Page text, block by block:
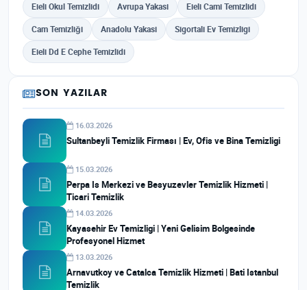
Eieli Okul Temizlidi Avrupa Yakasi Eieli Cami Temizlidi
Cam Temizliği Anadolu Yakasi Sigortali Ev Temizligi
Eieli Dd E Cephe Temizlidi
SON YAZILAR
16.03.2026
Sultanbeyli Temizlik Firması | Ev, Ofis ve Bina Temizligi
15.03.2026
Perpa Is Merkezi ve Besyuzevler Temizlik Hizmeti |
Ticari Temizlik
14.03.2026
Kayasehir Ev Temizligi | Yeni Gelisim Bolgesinde
Profesyonel Hizmet
13.03.2026
Arnavutkoy ve Catalca Temizlik Hizmeti | Bati Istanbul
Temizlik